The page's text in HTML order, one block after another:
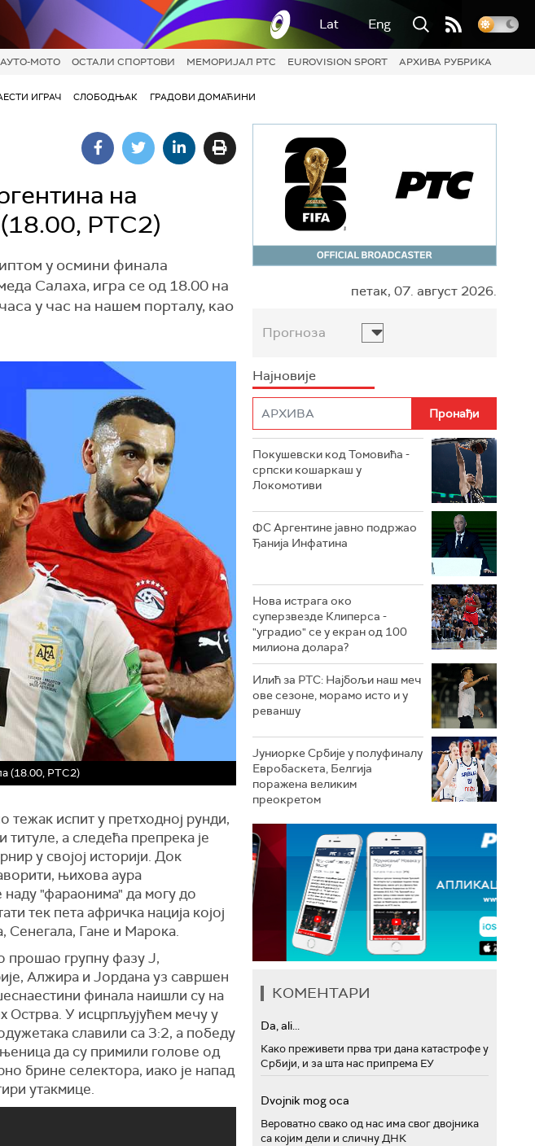
Lat Eng
АУТО-МОТО ОСТАЛИ СПОРТОВИ МЕМОРИЈАЛ РТС EUROVISION SPORT АРХИВА РУБРИКА
ИГРАЧ СЛОБОДЊАК ГРАДОВИ ДОМАЋИНИ
на
РТС2)
у осмини финала
Салаха, игра се од 18.00 на
у час на нашем порталу, као
(18.00, РТС2)
испит у претходној рунди,
титуле, а следећа препрека је
у својој историји. Док
њихова аура
"фараонима" да могу до
тек пета афричка нација којој
Сенегала, Гане и Марока.
прошао групну фазу Ј,
Алжира и Јордана уз савршен
финала наишли су на
Острва. У исцрпљујућем мечу у
славили са 3:2, а победу
да су примили голове од
брине селектора, иако је напад
утакмице.
петак, 07. август 2026.
Прогноза
Најновије
Покушевски код Томовића -
српски кошаркаш у
Локомотиви
ФС Аргентине јавно подржао
Ђанија Инфатина
Нова истрага око
суперзвезде Клиперса -
"уградио" се у екран од 100
милиона долара?
Илић за РТС: Најбољи наш меч
ове сезоне, морамо исто и у
реваншу
Јуниорке Србије у полуфиналу
Евробаскета, Белгија
поражена великим
преокретом
КОМЕНТАРИ
Da, ali...
Како преживети прва три дана катастрофе у
Србији, и за шта нас припрема ЕУ
Dvojnik mog oca
Вероватно свако од нас има свог двојника
са којим дели и сличну ДНК